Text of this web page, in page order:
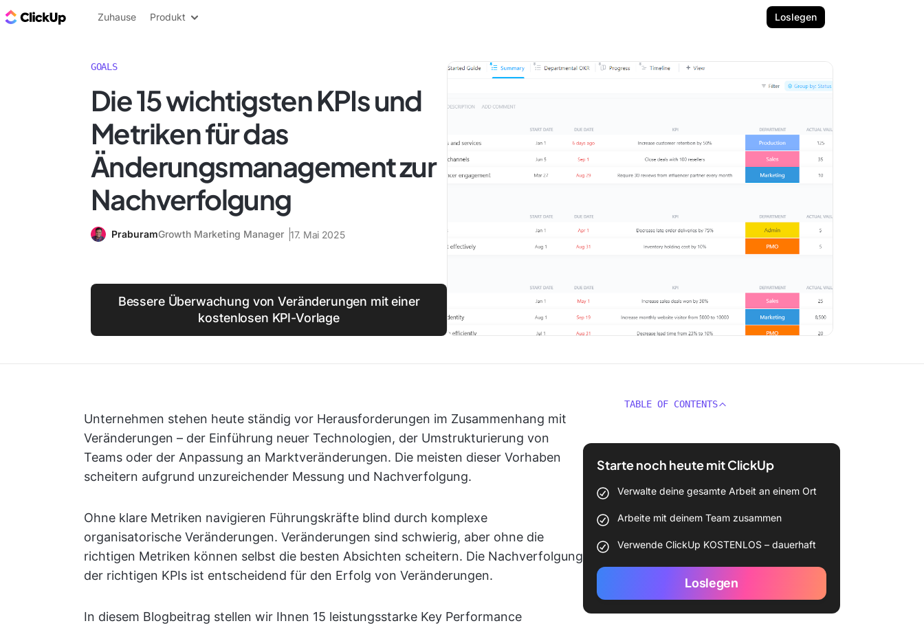
ClickUp Blog
Zuhause Produkt Loslegen
GOALS
Die 15 wichtigsten KPIs und
Metriken für das
Änderungsmanagement zur
Nachverfolgung
PraburamGrowth Marketing Manager 17. Mai 2025
Bessere Überwachung von Veränderungen mit einer
kostenlosen KPI-Vorlage
Unternehmen stehen heute ständig vor Herausforderungen im Zusammenhang mit
Veränderungen – der Einführung neuer Technologien, der Umstrukturierung von
Teams oder der Anpassung an Marktveränderungen. Die meisten dieser Vorhaben
scheitern aufgrund unzureichender Messung und Nachverfolgung.
Ohne klare Metriken navigieren Führungskräfte blind durch komplexe
organisatorische Veränderungen. Veränderungen sind schwierig, aber ohne die
richtigen Metriken können selbst die besten Absichten scheitern. Die Nachverfolgung
der richtigen KPIs ist entscheidend für den Erfolg von Veränderungen.
In diesem Blogbeitrag stellen wir Ihnen 15 leistungsstarke Key Performance
TABLE OF CONTENTS
Starte noch heute mit ClickUp
Verwalte deine gesamte Arbeit an einem Ort
Arbeite mit deinem Team zusammen
Verwende ClickUp KOSTENLOS – dauerhaft
Loslegen